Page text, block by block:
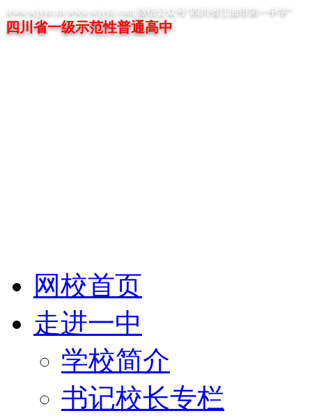
www.scjyyz.cn www.scjyyz.com 微信公众号“四川省江油市第一中学”
四川省一级示范性普通高中
网校首页
走进一中
学校简介
书记校长专栏